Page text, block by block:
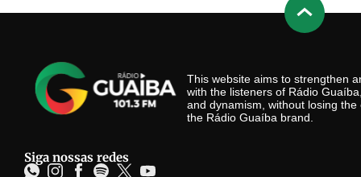
This website aims to strengthen
with the listeners of Rádio
and dynamism, without losing
the Rádio Guaíba brand.
Siga nossas redes